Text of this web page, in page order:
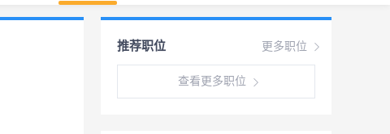
更多职位
推荐职位
查看更多职位